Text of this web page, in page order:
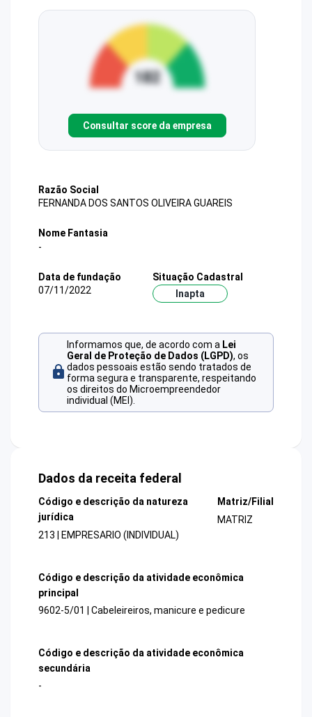
Consultar score da empresa
Razão Social
FERNANDA DOS SANTOS OLIVEIRA GUAREIS
Nome Fantasia
-
Data de fundação
07/11/2022
Situação Cadastral
Inapta
Informamos que, de acordo com a Lei
Geral de Proteção de Dados (LGPD), os
dados pessoais estão sendo tratados de
forma segura e transparente, respeitando
os direitos do Microempreendedor
individual (MEI).
Dados da receita federal
Código e descrição da natureza
jurídica
213 | EMPRESARIO (INDIVIDUAL)
Matriz/Filial
MATRIZ
Código e descrição da atividade econômica
principal
9602-5/01 | Cabeleireiros, manicure e pedicure
Código e descrição da atividade econômica
secundária
-